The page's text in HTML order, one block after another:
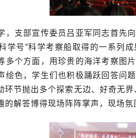
，支部宣传委员吕亚军同志首先
学号”科学考察船取得的一系列
多个方面，用珍贵的海洋考察图
绘色，学生们也积极踊跃回答问
环节抛出多个探索无边、好奇无
的解答博得现场阵阵掌声，现场